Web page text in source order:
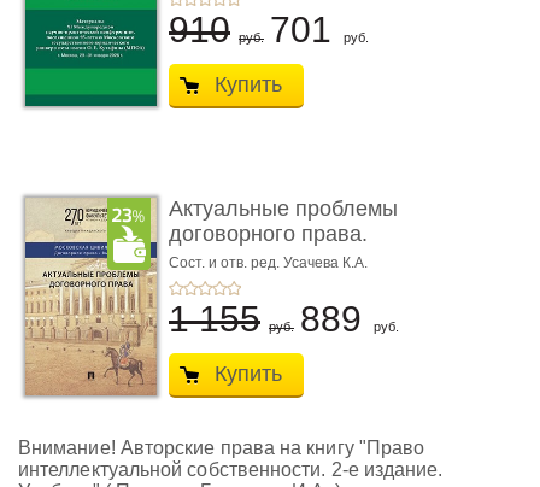
910 руб. 701 руб.
Купить
Актуальные проблемы
договорного права.
Выпуск ...
Сост. и отв. ред. Усачева К.А.
1 155 руб. 889 руб.
Купить
Внимание! Авторские права на книгу "Право
интеллектуальной собственности. 2-е издание.